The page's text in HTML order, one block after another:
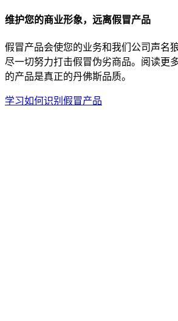
维护您的商业形象，远离假冒产品
假冒产品会使您的业务和我们公司声名
尽一切努力打击假冒伪劣商品。阅读更
的产品是真正的丹佛斯品质。
学习如何识别假冒产品